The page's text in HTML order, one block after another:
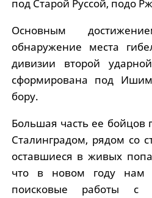
под Старой Руссой, подо
Основным
обнаружение места
дивизии второй
сформирована под
бору.
Большая часть ее бойцов
Сталинградом, рядом со
оставшиеся в живых
что в новом году нам
поисковые работы с